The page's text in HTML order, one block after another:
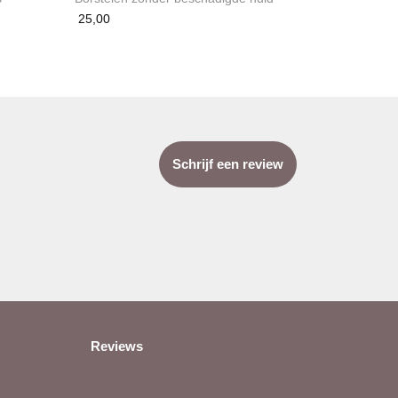
25,00
Schrijf een review
Reviews